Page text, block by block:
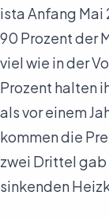
ista Anfang
90 Prozent der
viel wie in der
Prozent halten
als vor einem
kommen die
zwei Drittel gab
sinkenden